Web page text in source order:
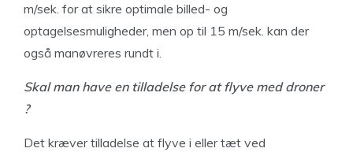
m/sek. for at sikre optimale billed- og
optagelsesmuligheder, men op til 15 m/sek. kan der
også manøvreres rundt i.
Skal man have en tilladelse for at flyve med droner
?
Det kræver tilladelse at flyve i eller tæt ved